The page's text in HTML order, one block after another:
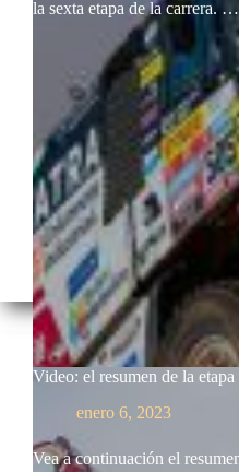
la sexta etapa de la carrera. …
Video: el resumen de la
enero 6, 2023
Vea a continuación el